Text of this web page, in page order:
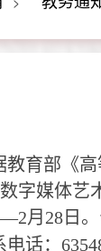
教育部《
字媒体艺
—2月 28 日
话：